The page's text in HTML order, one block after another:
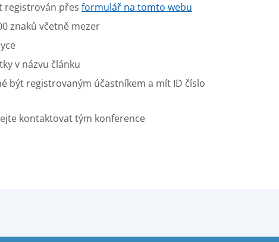
registrován přes formulář na tomto webu
znaků včetně mezer
v názvu článku
být registrovaným účastníkem a mít ID číslo
kontaktovat tým konference